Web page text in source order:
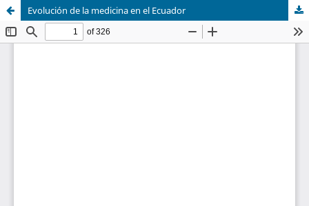
Evolución de la medicina en el Ecuador